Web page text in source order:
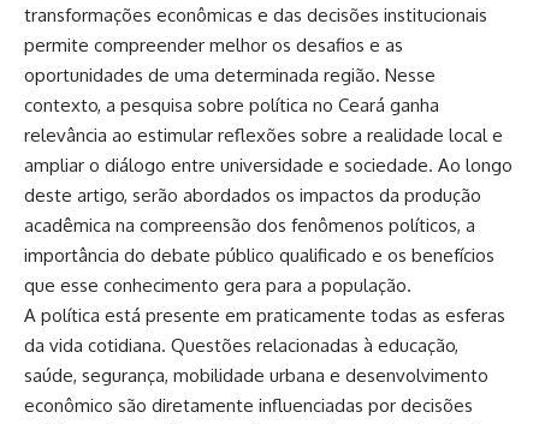
transformações econômicas e das decisões institucionais
permite compreender melhor os desafios e as
oportunidades de uma determinada região. Nesse
contexto, a pesquisa sobre política no Ceará ganha
relevância ao estimular reflexões sobre a realidade local e
ampliar o diálogo entre universidade e sociedade. Ao longo
deste artigo, serão abordados os impactos da produção
acadêmica na compreensão dos fenômenos políticos, a
importância do debate público qualificado e os benefícios
que esse conhecimento gera para a população.
A política está presente em praticamente todas as esferas
da vida cotidiana. Questões relacionadas à educação,
saúde, segurança, mobilidade urbana e desenvolvimento
econômico são diretamente influenciadas por decisões